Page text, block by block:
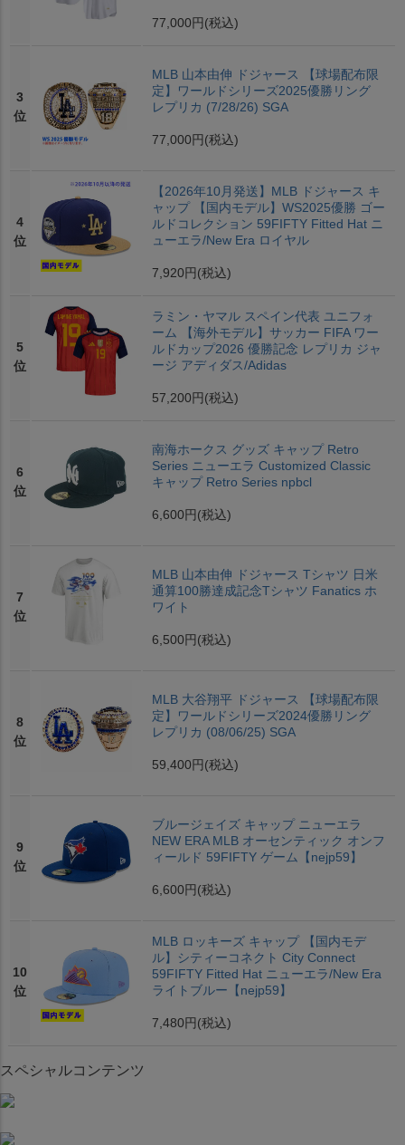
77,000円 (税込)
3
位
MLB 山本由伸 ドジャース 【球場配布限
定】ワールドシリーズ2025優勝リング
レプリカ (7/28/26) SGA
77,000円 (税込)
4
位
【2026年10月発送】MLB ドジャース キ
ャップ 【国内モデル】WS2025優勝 ゴー
ルドコレクション 59FIFTY Fitted Hat ニ
ューエラ/New Era ロイヤル
7,920円 (税込)
5
位
ラミン・ヤマル スペイン代表 ユニフォ
ーム 【海外モデル】サッカー FIFA ワー
ルドカップ2026 優勝記念 レプリカ ジャ
ージ アディダス/Adidas
57,200円 (税込)
6
位
南海ホークス グッズ キャップ Retro
Series ニューエラ Customized Classic
キャップ Retro Series npbcl
6,600円 (税込)
7
位
MLB 山本由伸 ドジャース Tシャツ 日米
通算100勝達成記念Tシャツ Fanatics ホ
ワイト
6,500円 (税込)
8
位
MLB 大谷翔平 ドジャース 【球場配布限
定】ワールドシリーズ2024優勝リング
レプリカ (08/06/25) SGA
59,400円 (税込)
9
位
ブルージェイズ キャップ ニューエラ
NEW ERA MLB オーセンティック オンフ
ィールド 59FIFTY ゲーム【nejp59】
6,600円 (税込)
10
位
MLB ロッキーズ キャップ 【国内モデ
ル】シティーコネクト City Connect
59FIFTY Fitted Hat ニューエラ/New Era
ライトブルー【nejp59】
7,480円 (税込)
スペシャルコンテンツ